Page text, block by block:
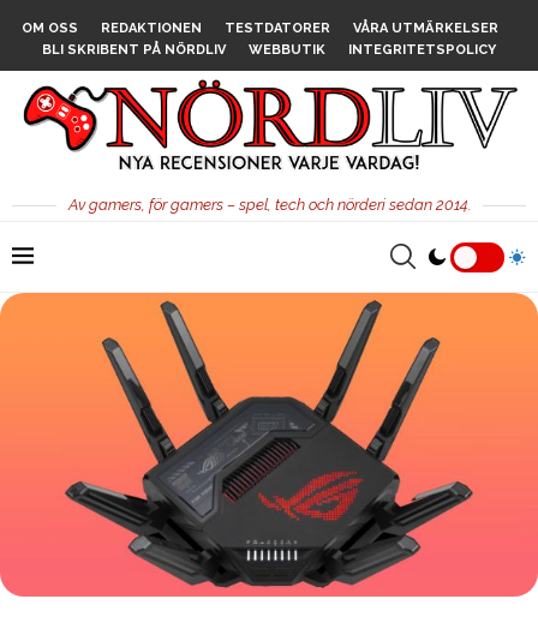
OM OSS REDAKTIONEN TESTDATORER
VÅRA UTMÄRKELSER
BLI SKRIBENT PÅ NÖRDLIV
WEBBUTIK INTEGRITETSPOLICY
Av gamers, för gamers – spel, tech och nörderi sedan 2014.